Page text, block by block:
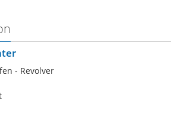
- Revolver